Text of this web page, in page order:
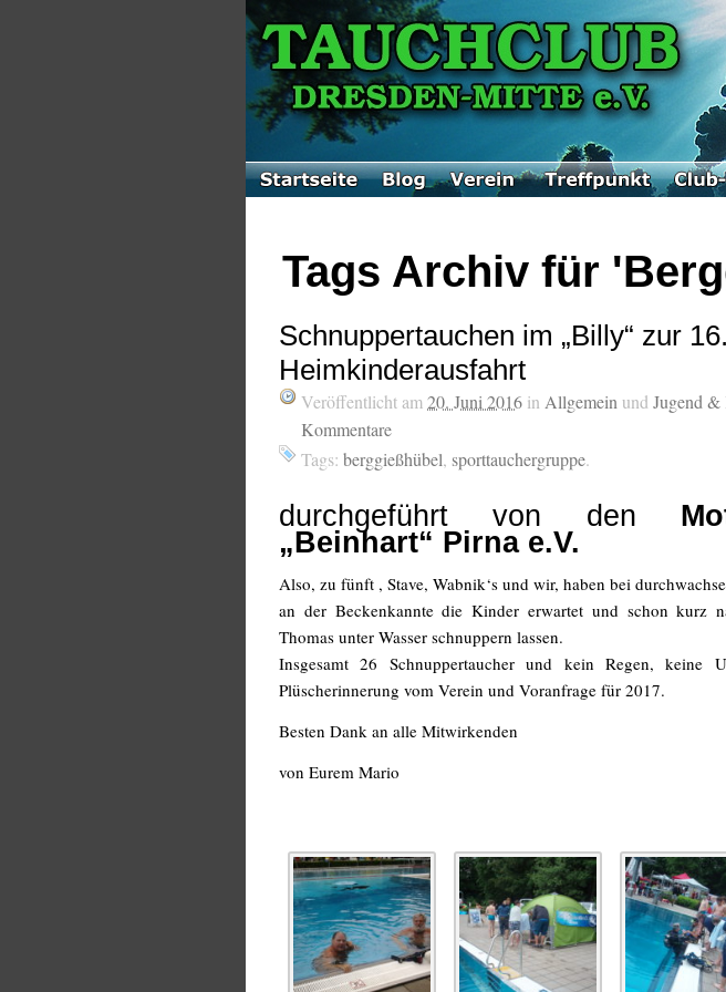
Tags Archiv für
Schnuppertauchen im „Billy“ zur 16.
Heimkinderausfahrt
Veröffentlicht am 20. Juni 2016 in Allgemein und Jugend
Kommentare
Tags: berggießhübel, sporttauchergruppe.
durchgeführt von den
„Beinhart“ Pirna e.V.
Also, zu fünft , Stave, Wabnik‘s und wir, haben bei
an der Beckenkannte die Kinder erwartet und schon kurz
Thomas unter Wasser schnuppern lassen.
Insgesamt 26 Schnuppertaucher und kein Regen, keine
Plüscherinnerung vom Verein und Voranfrage für 2017.
Besten Dank an alle Mitwirkenden
von Eurem Mario